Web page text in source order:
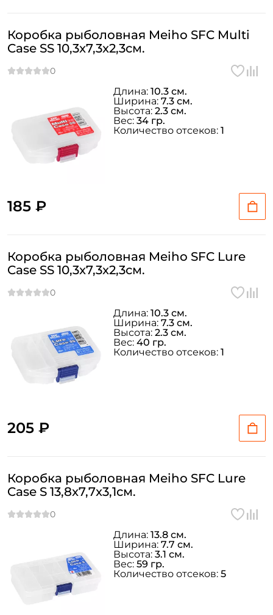
Коробка рыболовная Meiho SFC Multi
Case SS 10,3x7,3x2,3см.
185 ₽
Длина: 10.3 см.
Ширина: 7.3 см.
Высота: 2.3 см.
Вес: 34 гр.
Количество отсеков: 1
Коробка рыболовная Meiho SFC Lure
Case SS 10,3x7,3x2,3см.
205 ₽
Длина: 10.3 см.
Ширина: 7.3 см.
Высота: 2.3 см.
Вес: 40 гр.
Количество отсеков: 1
Коробка рыболовная Meiho SFC Lure
Case S 13,8x7,7x3,1см.
Длина: 13.8 см.
Ширина: 7.7 см.
Высота: 3.1 см.
Вес: 59 гр.
Количество отсеков: 5